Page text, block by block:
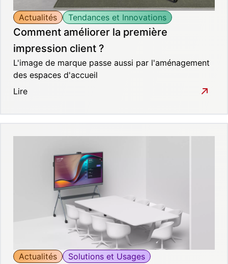
Actualités Tendances et Innovations
Comment améliorer la première
impression client ?
L'image de marque passe aussi par l'aménagement
des espaces d'accueil
Lire
Actualités Solutions et Usages